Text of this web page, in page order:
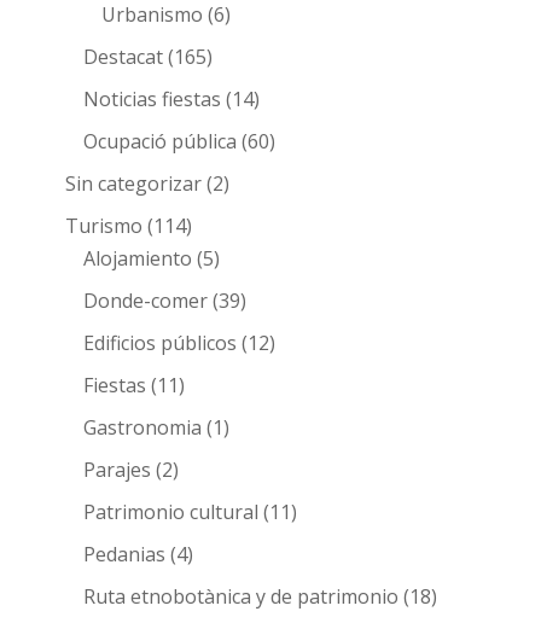
Urbanismo (6)
Destacat(165)
Noticias fiestas (14)
Ocupació pública (60)
Sin categorizar(2)
Turismo (114)
Alojamiento (5)
Donde-comer(39)
Edificios públicos (12)
Fiestas (11)
Gastronomia (1)
Parajes (2)
Patrimonio cultural (11)
Pedanias (4)
Ruta etnobotànica y de patrimonio (18)